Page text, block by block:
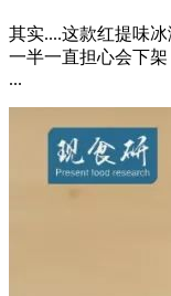
其实....这款红提味
一半一直担心会下
...